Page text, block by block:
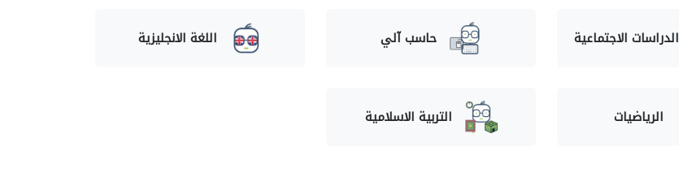
الدراسات الاجتماعية حاسب آلي اللغة الانجليزية
الرياضيات التربية الاسلامية